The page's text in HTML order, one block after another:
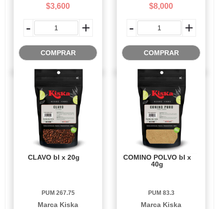
$3,600
- +
COMPRAR
$8,000
- +
COMPRAR
CLAVO bl x 20g
PUM 267.75
Marca Kiska
COMINO POLVO bl x
40g
PUM 83.3
Marca Kiska